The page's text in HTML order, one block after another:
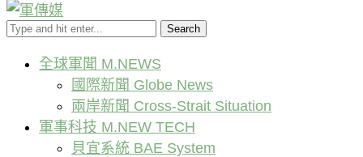
Search
全球軍聞 M.NEWS
國際新聞 Globe News
兩岸新聞 Cross-Strait Situation
軍事科技 M.NEW TECH
貝宜系統 BAE System